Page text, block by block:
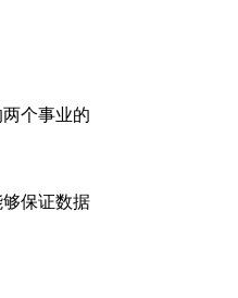
个事业的
保证数据